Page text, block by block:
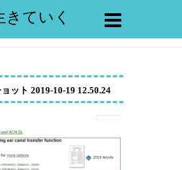
きていく
ット 2019-10-19 12.50.24